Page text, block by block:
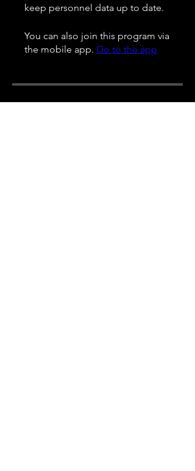
keep personnel data up to date.
You can also join this program via
the mobile app. Go to the app
Price